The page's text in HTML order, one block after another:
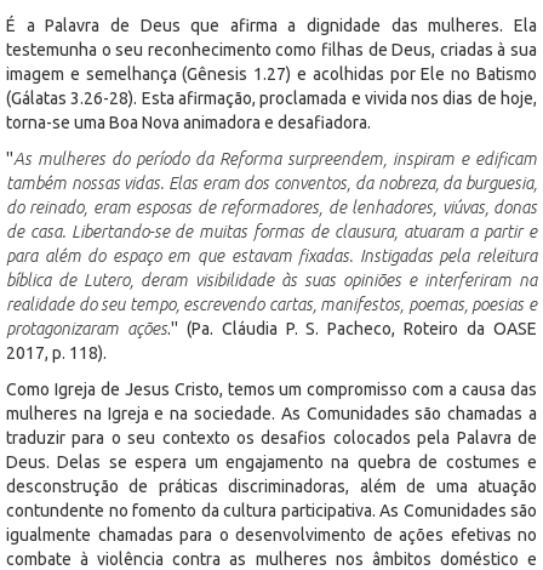
É a Palavra de Deus que afirma a dignidade das mulheres. Ela
testemunha o seu reconhecimento como filhas de Deus, criadas à sua
imagem e semelhança (Gênesis 1.27) e acolhidas por Ele no Batismo
(Gálatas 3.26-28). Esta afirmação, proclamada e vivida nos dias de hoje,
torna-se uma Boa Nova animadora e desafiadora.
''As mulheres do período da Reforma surpreendem, inspiram e edificam
também nossas vidas. Elas eram dos conventos, da nobreza, da burguesia,
do reinado, eram esposas de reformadores, de lenhadores, viúvas, donas
de casa. Libertando-se de muitas formas de clausura, atuaram a partir e
para além do espaço em que estavam fixadas. Instigadas pela releitura
bíblica de Lutero, deram visibilidade às suas opiniões e interferiram na
realidade do seu tempo, escrevendo cartas, manifestos, poemas, poesias e
protagonizaram ações.'' (Pa. Cláudia P. S. Pacheco, Roteiro da OASE
2017, p. 118).
Como Igreja de Jesus Cristo, temos um compromisso com a causa das
mulheres na Igreja e na sociedade. As Comunidades são chamadas a
traduzir para o seu contexto os desafios colocados pela Palavra de
Deus. Delas se espera um engajamento na quebra de costumes e
desconstrução de práticas discriminadoras, além de uma atuação
contundente no fomento da cultura participativa. As Comunidades são
igualmente chamadas para o desenvolvimento de ações efetivas no
combate à violência contra as mulheres nos âmbitos doméstico e